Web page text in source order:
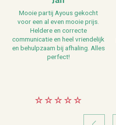
Mooie partij Ayous gekocht
voor een al even mooie prijs.
Heldere en correcte
communicatie en heel vriendelijk
en behulpzaam bij afhaling. Alles
perfect!